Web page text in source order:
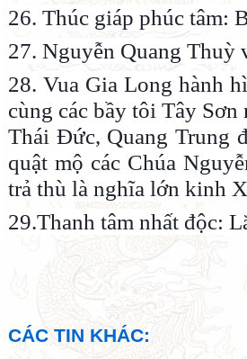
26. Thúc giáp phúc tâm:
27. Nguyễn Quang Thuỳ
28. Vua Gia Long hành
cùng các bầy tôi Tây
Thái Đức, Quang Trung
quật mộ các Chúa
trả thù là nghĩa lớn kinh
29.Thanh tâm nhất độc:
CÁC TIN KHÁC: